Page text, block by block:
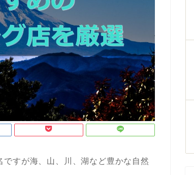
すが海、山、川、湖など豊かな自然